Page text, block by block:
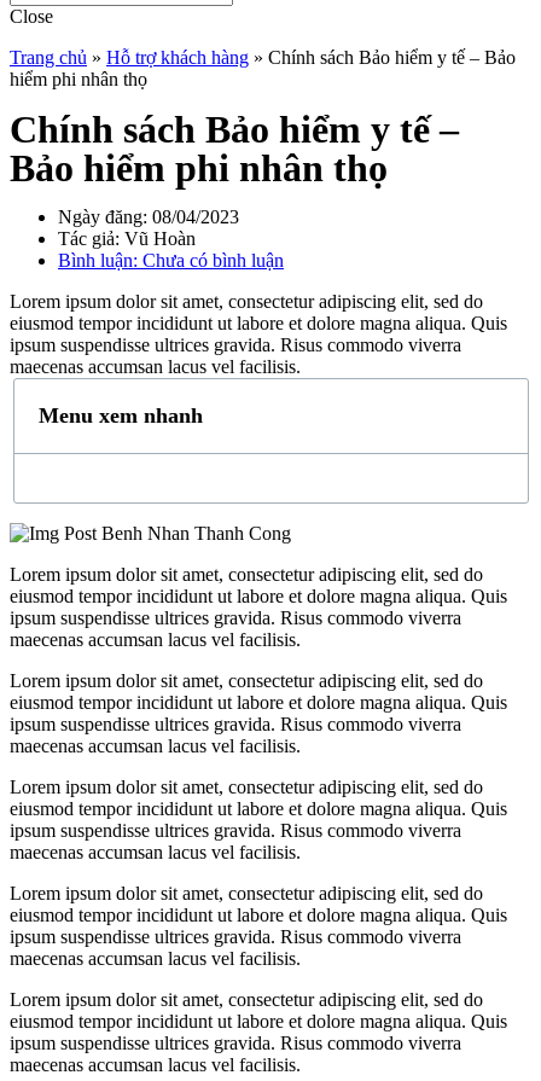
Close
Trang chủ » Hỗ trợ khách hàng » Chính sách Bảo hiểm y tế – Bảo
hiểm phi nhân thọ
Chính sách Bảo hiểm y tế –
Bảo hiểm phi nhân thọ
Ngày đăng: 08/04/2023
Tác giả: Vũ Hoàn
Bình luận: Chưa có bình luận
Lorem ipsum dolor sit amet, consectetur adipiscing elit, sed do
eiusmod tempor incididunt ut labore et dolore magna aliqua. Quis
ipsum suspendisse ultrices gravida. Risus commodo viverra
maecenas accumsan lacus vel facilisis.
Menu xem nhanh
Lorem ipsum dolor sit amet, consectetur adipiscing elit, sed do
eiusmod tempor incididunt ut labore et dolore magna aliqua. Quis
ipsum suspendisse ultrices gravida. Risus commodo viverra
maecenas accumsan lacus vel facilisis.
Lorem ipsum dolor sit amet, consectetur adipiscing elit, sed do
eiusmod tempor incididunt ut labore et dolore magna aliqua. Quis
ipsum suspendisse ultrices gravida. Risus commodo viverra
maecenas accumsan lacus vel facilisis.
Lorem ipsum dolor sit amet, consectetur adipiscing elit, sed do
eiusmod tempor incididunt ut labore et dolore magna aliqua. Quis
ipsum suspendisse ultrices gravida. Risus commodo viverra
maecenas accumsan lacus vel facilisis.
Lorem ipsum dolor sit amet, consectetur adipiscing elit, sed do
eiusmod tempor incididunt ut labore et dolore magna aliqua. Quis
ipsum suspendisse ultrices gravida. Risus commodo viverra
maecenas accumsan lacus vel facilisis.
Lorem ipsum dolor sit amet, consectetur adipiscing elit, sed do
eiusmod tempor incididunt ut labore et dolore magna aliqua. Quis
ipsum suspendisse ultrices gravida. Risus commodo viverra
maecenas accumsan lacus vel facilisis.